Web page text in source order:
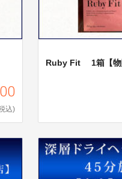
込)
Ruby Fit 1箱【物